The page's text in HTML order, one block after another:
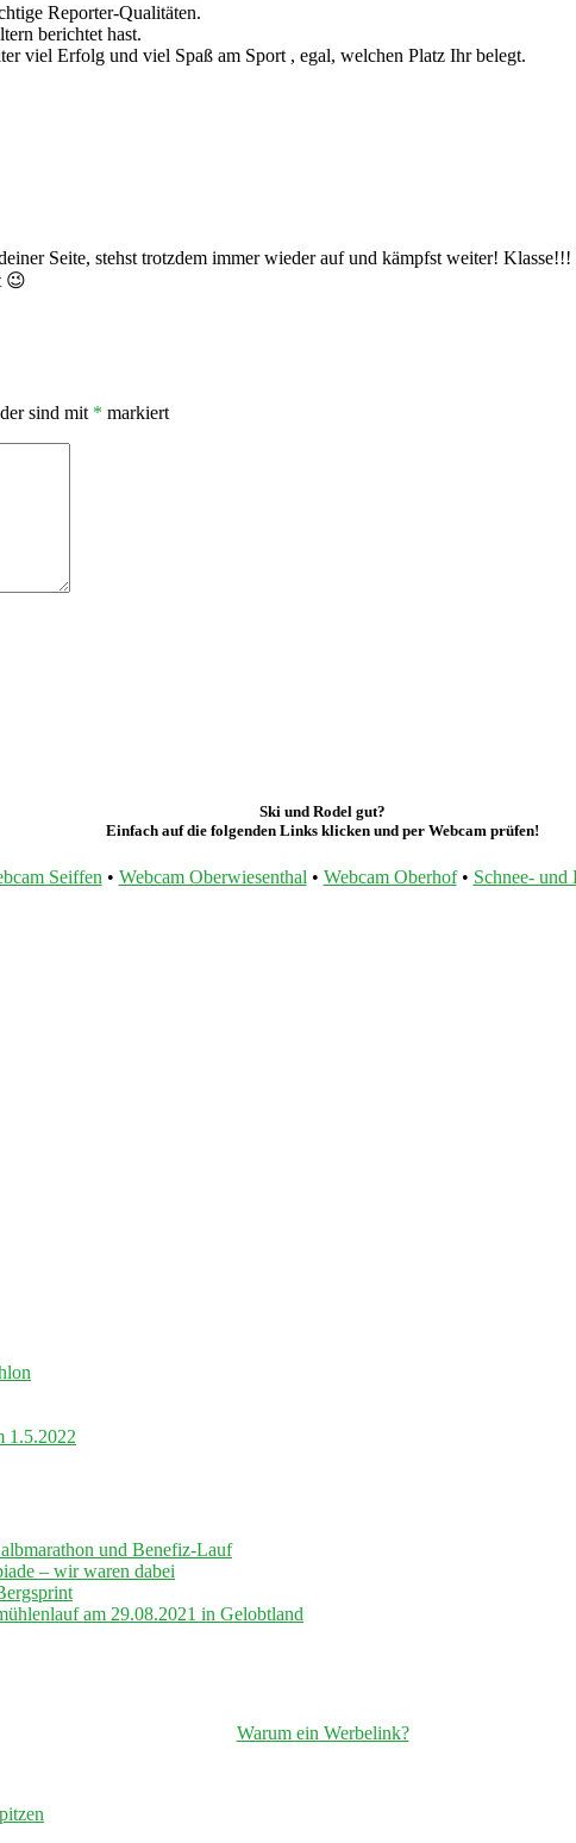
Reporter-Qualitäten.
berichtet hast.
viel Erfolg und viel Spaß am Sport , egal, welchen Platz Ihr belegt.
Seite, stehst trotzdem immer wieder auf und kämpfst weiter! Klasse!!!
😉
sind mit * markiert
Ski und Rodel gut?
Einfach auf die folgenden Links klicken und per Webcam prüfen!
Seiffen• Webcam Oberwiesenthal• Webcam Oberhof• Schnee- und
1.5.2022
und Benefiz-Lauf
– wir waren dabei
am 29.08.2021 in Gelobtland
Warum ein Werbelink?